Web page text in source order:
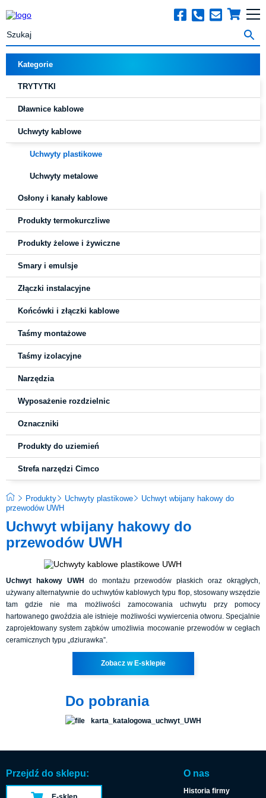
for:
Kategorie
TRYTYTKI
Dławnice kablowe
Uchwyty kablowe
Uchwyty plastikowe
Uchwyty metalowe
Osłony i kanały kablowe
Produkty termokurczliwe
Produkty żelowe i żywiczne
Smary i emulsje
Złączki instalacyjne
Końcówki i złączki kablowe
Taśmy montażowe
Taśmy izolacyjne
Narzędzia
Wyposażenie rozdzielnic
Oznaczniki
Produkty do uziemień
Strefa narzędzi Cimco
Produkty Uchwyty plastikowe
Uchwyt wbijany hakowy do
przewodów UWH
Uchwyt wbijany hakowy do
przewodów UWH
Uchwyt hakowy UWH
do montażu przewodów płaskich oraz okrągłych,
używany alternatywnie do uchwytów kablowych typu flop, stosowany wszędzie
tam gdzie nie ma możliwości zamocowania uchwytu przy pomocy
hartowanego gwoździa ale istnieje możliwości wywiercenia otworu. Specjalnie
zaprojektowany system ząbków umożliwia mocowanie przewodów w cegłach
ceramicznych typu „dziurawka”.
Zobacz w E-sklepie
Do pobrania
karta_katalogowa_uchwyt_UWH
Przejdź do sklepu: O nas
Historia firmy